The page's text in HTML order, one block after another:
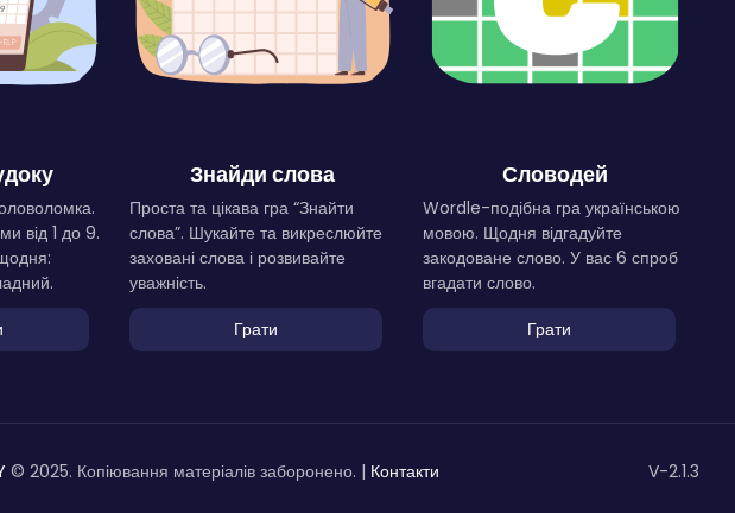
від 1 до 9.
Знайди слова
Проста та цікава гра “Знайти
слова”. Шукайте та викреслюйте
заховані слова і розвивайте
уважність.
Грати
Словодей
Wordle-подібна гра українською
мовою. Щодня відгадуйте
закодоване слово. У вас 6 спроб
вгадати слово.
Грати
© 2025. Копіювання матеріалів заборонено. | Контакти V-2.1.3